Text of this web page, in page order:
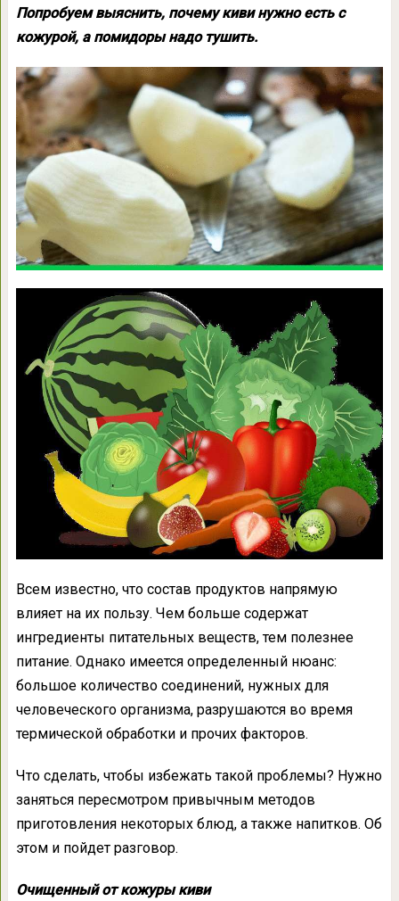
Попробуем выяснить, почему киви нужно есть с
кожурой, а помидоры надо тушить.
Всем известно, что состав продуктов напрямую
влияет на их пользу. Чем больше содержат
ингредиенты питательных веществ, тем полезнее
питание. Однако имеется определенный нюанс:
большое количество соединений, нужных для
человеческого организма, разрушаются во время
термической обработки и прочих факторов.
Что сделать, чтобы избежать такой проблемы? Нужно
заняться пересмотром привычным методов
приготовления некоторых блюд, а также напитков. Об
этом и пойдет разговор.
Очищенный от кожуры киви